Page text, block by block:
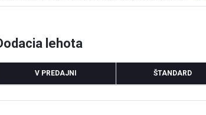
lehota
V PREDAJNI ŠTANDARD